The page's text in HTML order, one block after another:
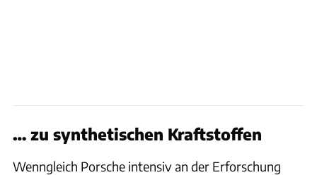
… zu synthetischen Kraftstoffen
Wenngleich Porsche intensiv an der Erforschung